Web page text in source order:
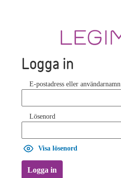
Logga in
E-postadress eller användarnamn
Lösenord
Visa lösenord
Logga in